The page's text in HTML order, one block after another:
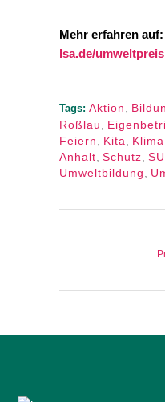
Mehr erfahren auf:
lsa.de/umweltpreis
Tags: Aktion
Roßlau
Feiern
Kita Klima
Anhalt Schutz
Umweltbildung